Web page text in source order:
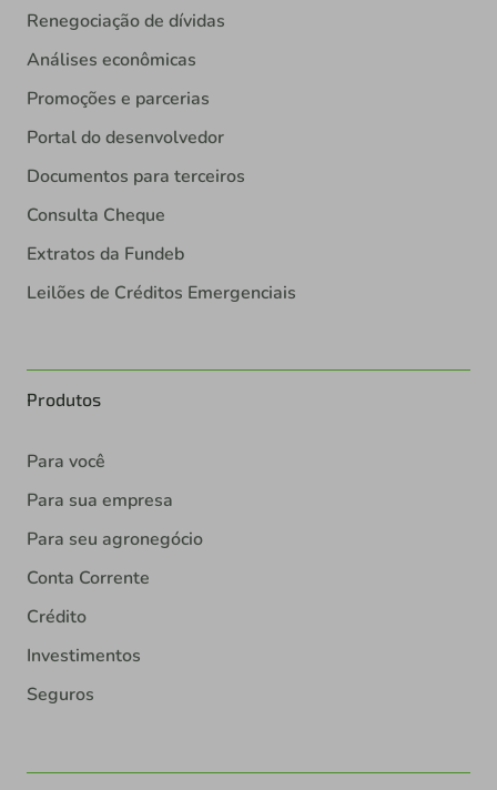
Renegociação de dívidas
Análises econômicas
Promoções e parcerias
Portal do desenvolvedor
Documentos para terceiros
Consulta Cheque
Extratos da Fundeb
Leilões de Créditos Emergenciais
Produtos
Para você
Para sua empresa
Para seu agronegócio
Conta Corrente
Crédito
Investimentos
Seguros